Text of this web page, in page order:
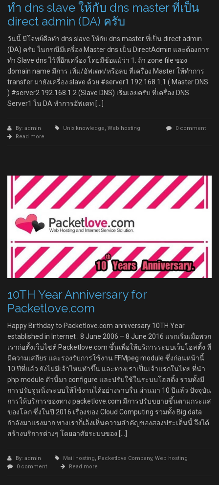
ทำ dns slave ให้กับ dns master ที่เป็น
direct admin (DA) ครับ
วันนี้ มีโจทย์คือทำ dns slave ให้กับ dns master ที่เป็น direct admin
(DA) ครับ ในกรณีมีเครื่อง Master dns เป็น DirectAdmin และต้องการ
ทำ Slave dns ไว้ที่อีกเครื่อง โดยมีข้อแม้ว่า 1. ถ้า zone file ของ
domain name มีการ เพิ่ม/อัฟเดท/หรือลบ ที่เครื่อง Master ให้ทำการ
transfer มายังเครื่อง slave ด้วย #server1 192.168.1.1 ( Master DNS
) #server2 192.168.1.2 (Slave DNS) เริ่มเลยครับ ที่เครื่อง DNS
Server1 ใน DA ทำการอัฟเดท […]
By: admin Unix knowledge, Web hosting
0 comment
Read more
10TH Year Anniversary for
Packetlove.com
Happy Birthday to Packetlove.com anniversary 10TH Year
established in Internet . 8 June 2006 – 8 June 2016 แรกเริ่มเมื่อพวก
เราก่อตั้งเว็บไซต์ Packetlove.com ขึ้นเพื่อให้บริการระบบเว็บโฮสติ้ง ที่
มีความเสถียร และรองรับการใช้งาน FFMpeg module ซึ่งก่อนหน้านี้
10 ปีที่แล้ว ยังไม่มีเจ้าไหนทำขึ้น และทางเราเป็นเจ้าแรกในไทย ที่นำ
php module ตัวนี้มา configure และปรับใช้ในระบบโฮสติ้ง รวมทั้งมี
การปรับจูนนิ่งระบบให้ใช้งานได้อย่างราบรื่น ผ่านมา 10 ปีแล้ว ปัจจุบัน
การให้บริการของทาง packetlove.com มีการปรับขยายขึ้นตามกระแส
ของโลก ซึ่งในปี 2016 เรื่องของ Cloud Computing รวมทั้ง Big data
กำลังมาแรงมาก ทางเราก็เล็งเห็นความสำคัญของสองประเด็นนี้ จึงได้
สร้างบริการต่างๆ โดยอาศัยระบบของ […]
By: admin Mail hosting, Packetlove Company, Web hosting
0 comment
Read more